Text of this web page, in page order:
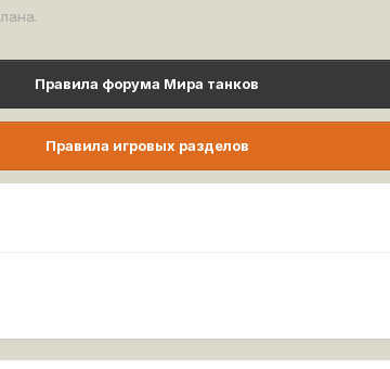
Правила форума Мира танков
Правила игровых разделов